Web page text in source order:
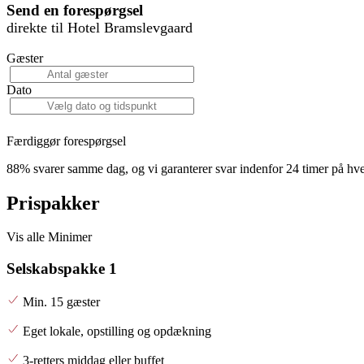
Send en forespørgsel
direkte til Hotel Bramslevgaard
Gæster
Dato
Færdiggør forespørgsel
88% svarer samme dag, og vi garanterer svar indenfor 24 timer på
Prispakker
Vis alle Minimer
Selskabspakke 1
Min. 15 gæster
Eget lokale, opstilling og opdækning
3-retters middag eller buffet